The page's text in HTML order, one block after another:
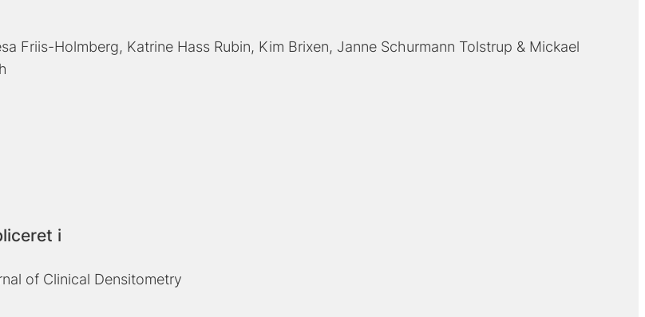
Friis-Holmberg Katrine Hass Rubin Kim Brixen Janne Schurmann Tolstrup
Mickael
i
of Clinical Densitometry